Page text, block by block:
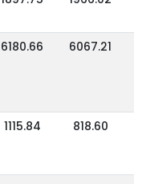
6180.66 6067.21
1115.84 818.60